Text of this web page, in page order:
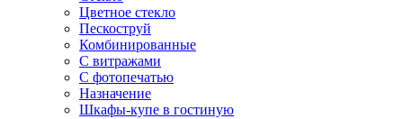
Цветное стекло
Пескоструй
Комбинированные
С витражами
С фотопечатью
Назначение
Шкафы-купе в гостиную